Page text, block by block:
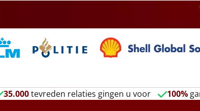
35.000tevreden relaties gingen u voor 100%